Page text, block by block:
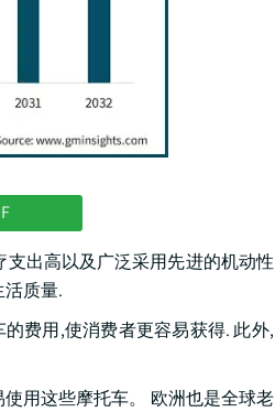
出高以及广泛采用先进的机动性
质量.
费用,使消费者更容易获得. 此外,
用这些摩托车。 欧洲也是全球老